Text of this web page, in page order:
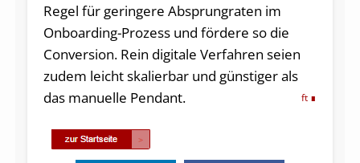
Regel für geringere Absprungraten im
Onboarding-Prozess und fördere so die
Conversion. Rein digitale Verfahren seien
zudem leicht skalierbar und günstiger als
das manuelle Pendant.
ft